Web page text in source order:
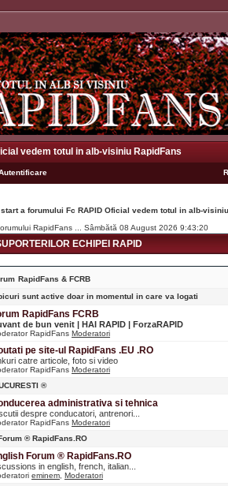
vedem totul in alb-visiniu RapidFans
a forumului Fc RAPID Oficial vedem totul in alb-
RapidFans ... Sâmbătă 08 August 2026 9:43:20
ECHIPEI RAPID
RapidFans & FCRB
sunt active doar in momentul in care va logati
RapidFans FCRB
de bun venit | HAI RAPID | ForzaRAPID
RapidFans Moderatori
pe site-ul RapidFans .EU .RO
catre articole, foto si video
RapidFans Moderatori
®
administrativa si tehnica
despre conducatori, antrenori...
RapidFans Moderatori
® RapidFans.RO
Forum ® RapidFans.RO
in english, french, italian...
eminem Moderatori